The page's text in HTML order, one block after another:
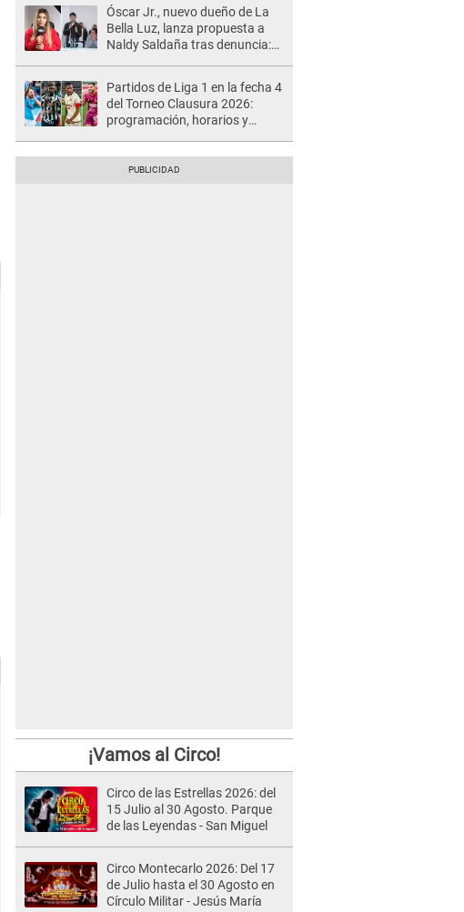
Óscar Jr., nuevo dueño de La
Bella Luz, lanza propuesta a
Naldy Saldaña tras denuncia:
Partidos de Liga 1 en la fecha 4
del Torneo Clausura 2026:
programación, horarios y
¡Vamos al Circo!
Circo de las Estrellas 2026: del
15 Julio al 30 Agosto. Parque
de las Leyendas - San Miguel
Circo Montecarlo 2026: Del 17
de Julio hasta el 30 Agosto en
Círculo Militar - Jesús María